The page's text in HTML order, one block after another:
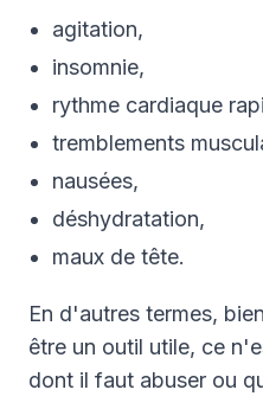
agitation,
insomnie,
rythme cardiaque
tremblements
nausées,
déshydratation,
maux de tête.
En d'autres termes,
être un outil utile, ce
dont il faut abuser ou